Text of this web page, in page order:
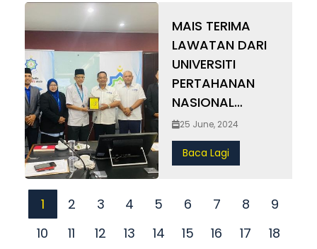
MAIS TERIMA
LAWATAN DARI
UNIVERSITI
PERTAHANAN
NASIONAL
MALAYSIA
(UPNM)
25 June, 2024
Baca Lagi
1 2 3 4 5 6 7 8
9
10
11 12 13 14 15 16 17
18